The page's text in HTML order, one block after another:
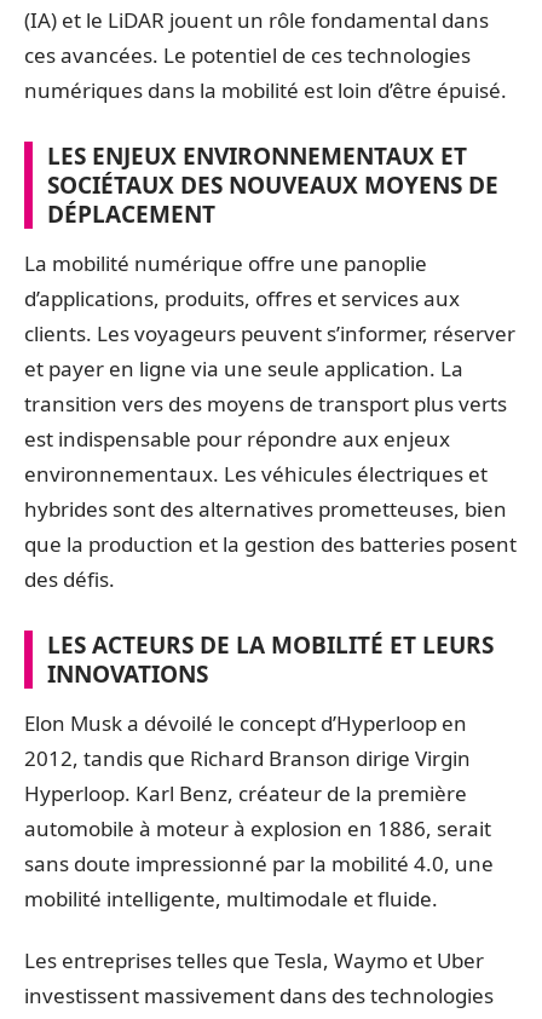
(IA) et le LiDAR jouent un rôle fondamental dans
ces avancées. Le potentiel de ces technologies
numériques dans la mobilité est loin d’être épuisé.
LES ENJEUX ENVIRONNEMENTAUX ET
SOCIÉTAUX DES NOUVEAUX MOYENS DE
DÉPLACEMENT
La mobilité numérique offre une panoplie
d’applications, produits, offres et services aux
clients. Les voyageurs peuvent s’informer, réserver
et payer en ligne via une seule application. La
transition vers des moyens de transport plus verts
est indispensable pour répondre aux enjeux
environnementaux. Les véhicules électriques et
hybrides sont des alternatives prometteuses, bien
que la production et la gestion des batteries posent
des défis.
LES ACTEURS DE LA MOBILITÉ ET LEURS
INNOVATIONS
Elon Musk a dévoilé le concept d’Hyperloop en
2012, tandis que Richard Branson dirige Virgin
Hyperloop. Karl Benz, créateur de la première
automobile à moteur à explosion en 1886, serait
sans doute impressionné par la mobilité 4.0, une
mobilité intelligente, multimodale et fluide.
Les entreprises telles que Tesla, Waymo et Uber
investissent massivement dans des technologies